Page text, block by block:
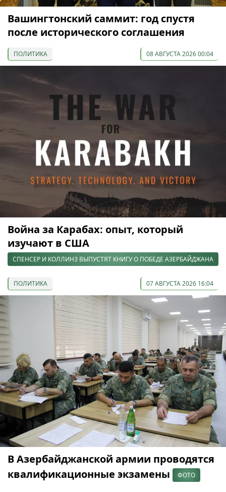
Вашингтонский саммит: год спустя
после исторического соглашения
ПОЛИТИКА 08 АВГУСТА 2026 00:04
Война за Карабах: опыт, который
изучают в США
СПЕНСЕР И КОЛЛИНЗ ВЫПУСТЯТ КНИГУ О ПОБЕДЕ АЗЕРБАЙДЖАНА
ПОЛИТИКА 07 АВГУСТА 2026 16:04
В Азербайджанской армии проводятся
квалификационные экзамены
ФОТО